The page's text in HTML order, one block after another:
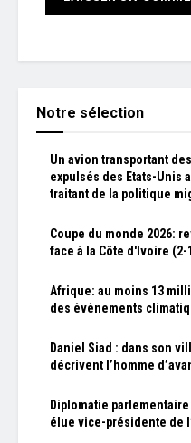
Notre sélection
Un avion transportant
expulsés des Etats-Unis
traitant de la politique
Coupe du monde 2026:
face à la Côte d'Ivoire (2-
Afrique: au moins 13
des événements
Daniel Siad : dans son
décrivent l’homme
Diplomatie
élue vice-présidente de